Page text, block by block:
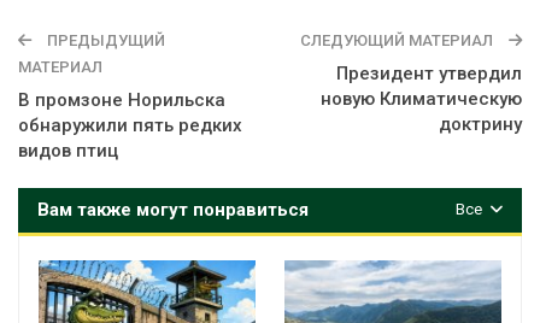
ПРЕДЫДУЩИЙ
МАТЕРИАЛ
В промзоне Норильска
обнаружили пять редких
видов птиц
СЛЕДУЮЩИЙ МАТЕРИАЛ
Президент утвердил
новую Климатическую
доктрину
Все
Вам также могут понравиться